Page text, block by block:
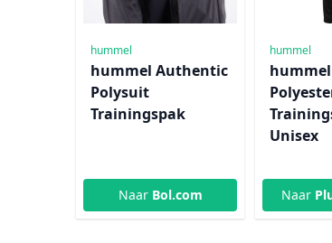
hummel
hummel Authentic
Polysuit
Trainingspak
Naar Bol.com
hummel
Unisex
Naar